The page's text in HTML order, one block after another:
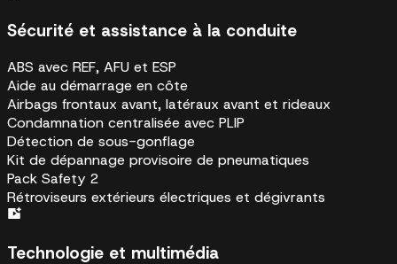
Sécurité et assistance à la conduite
ABS avec REF, AFU et ESP
Aide au démarrage en côte
Airbags frontaux avant, latéraux avant et rideaux
Condamnation centralisée avec PLIP
Détection de sous-gonflage
Kit de dépannage provisoire de pneumatiques
Pack Safety 2
Rétroviseurs extérieurs électriques et dégivrants
Technologie et multimédia